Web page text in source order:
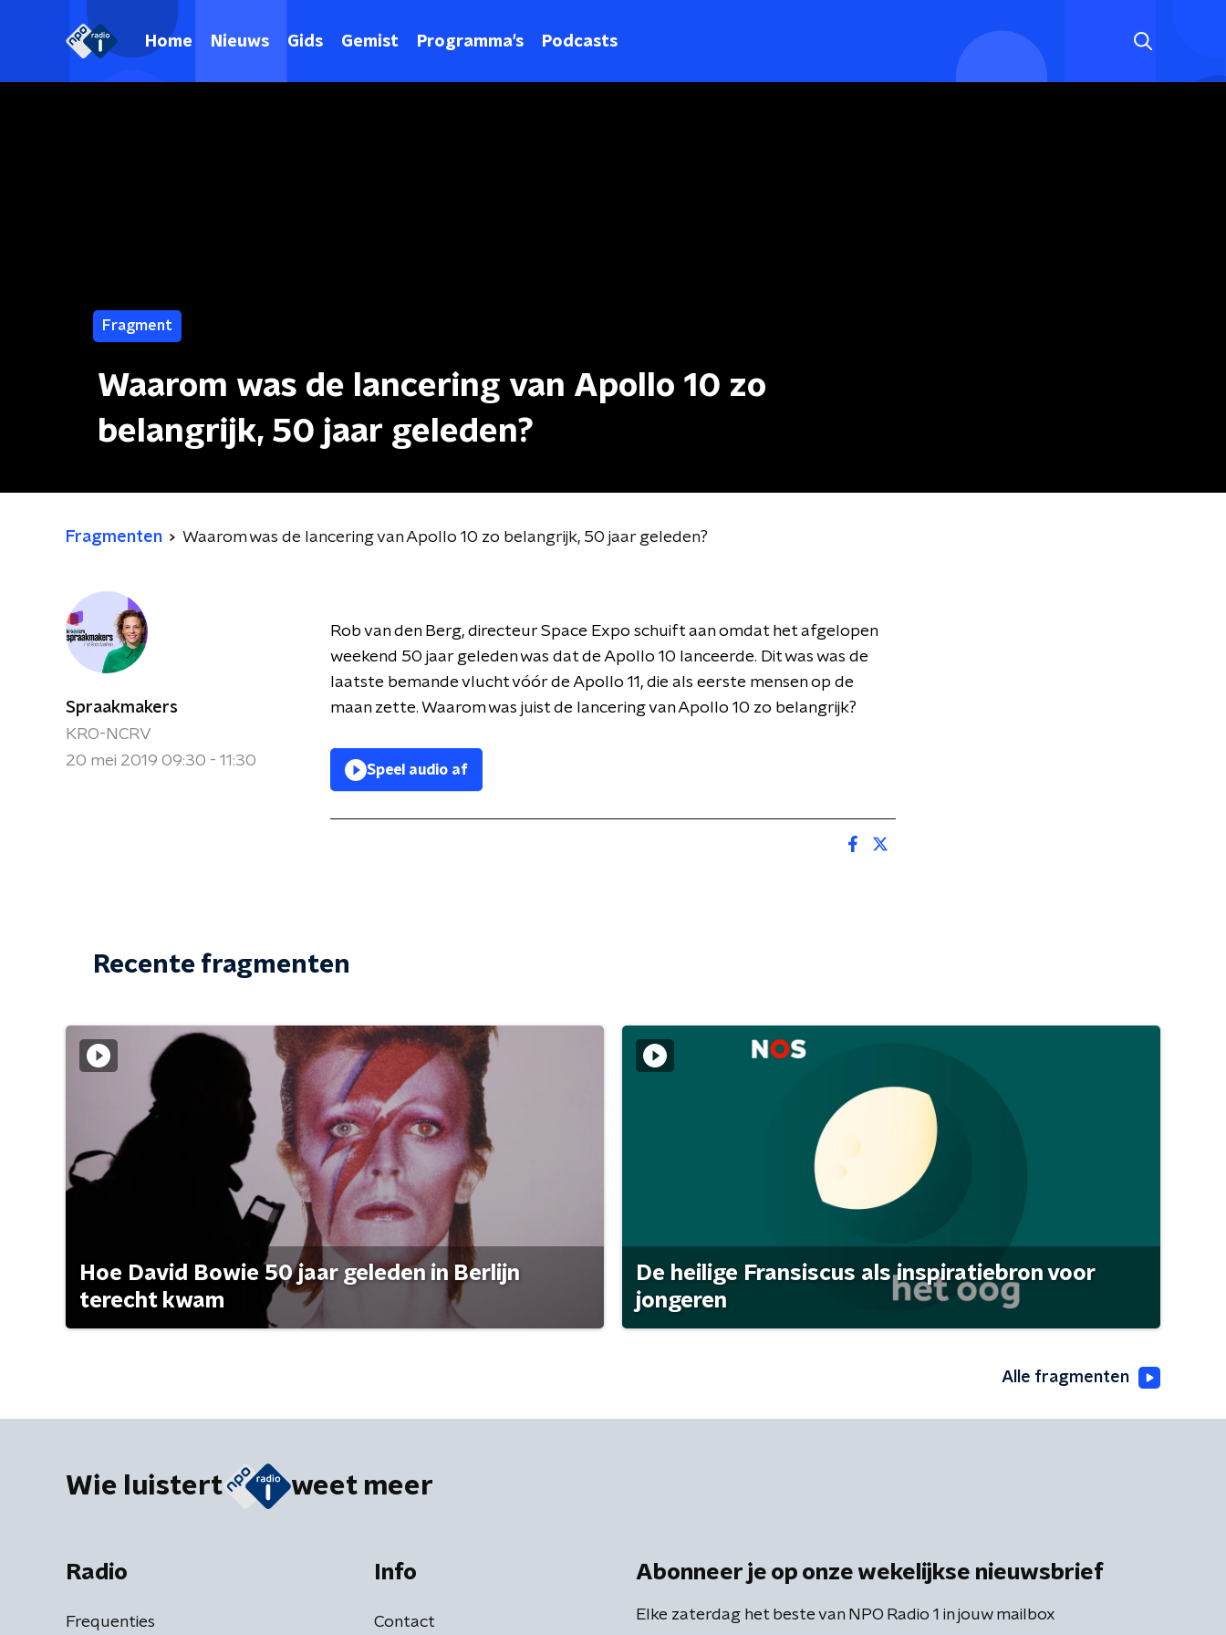
Home Nieuws Gids Gemist Programma's Podcasts
Fragment
Waarom was de lancering van Apollo 10 zo
belangrijk, 50 jaar geleden?
Fragmenten Waarom was de lancering van Apollo 10 zo belangrijk, 50 jaar geleden?
Spraakmakers
KRO-NCRV
20 mei 2019 09:30 - 11:30
Rob van den Berg, directeur Space Expo schuift aan omdat het afgelopen
weekend 50 jaar geleden was dat de Apollo 10 lanceerde. Dit was was de
laatste bemande vlucht vóór de Apollo 11, die als eerste mensen op de
maan zette. Waarom was juist de lancering van Apollo 10 zo belangrijk?
Speel audio af
Recente fragmenten
Hoe David Bowie 50 jaar geleden in Berlijn
terecht kwam
De heilige Fransiscus als inspiratiebron voor
jongeren
Alle fragmenten
Wie luistert weet meer
Radio
Frequenties
Info
Contact
Abonneer je op onze wekelijkse nieuwsbrief
Elke zaterdag het beste van NPO Radio 1 in jouw mailbox